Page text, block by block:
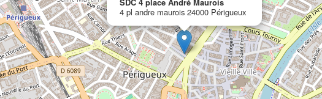
SDC 4 place André Maurois
4 pl andre maurois24000 Périgueux
4 pl andre maurois 24000 Périgueux